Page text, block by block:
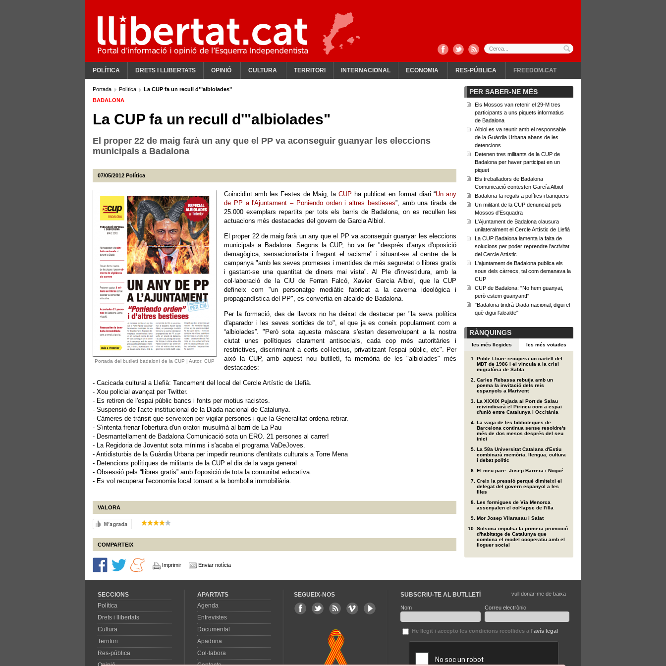
POLÍTICA DRETS I LLIBERTATS OPINIÓ CULTURA TERRITORI INTERNACIONAL ECONOMIA RES-PÚBLICA FREEDOM.CAT
Portada Política
La CUP fa un recull d'"albiolades"
BADALONA
La CUP fa un recull d'"albiolades"
El proper 22 de maig farà un any que el PP va aconseguir guanyar les eleccions
municipals a Badalona
07/05/2012 Política
Portada del butlletí badaloní de la CUP | Autor: CUP
Coincidint amb les Festes de Maig, la CUP ha publicat en format diari “Un any
de PP a l'Ajuntament – Poniendo orden i altres bestieses”, amb una tirada de
25.000 exemplars repartits per tots els barris de Badalona, on es recullen les
actuacions més destacades del govern de Garcia Albiol.
El proper 22 de maig farà un any que el PP va aconseguir guanyar les eleccions
municipals a Badalona. Segons la CUP, ho va fer "després d'anys d'oposició
demagògica, sensacionalista i fregant el racisme" i situant-se al centre de la
campanya "amb les seves promeses i mentides de més seguretat o llibres gratis
i gastant-se una quantitat de diners mai vista". Al Ple d'investidura, amb la
col·laboració de la CiU de Ferran Falcó, Xavier Garcia Albiol, que la CUP
defineix com "un personatge mediàtic fabricat a la caverna ideològica i
propagandística del PP", es convertia en alcalde de Badalona.
Per la formació, des de llavors no ha deixat de destacar per "la seva política
d'aparador i les seves sortides de to", el que ja es coneix popularment com a
“albiolades”. "Però sota aquesta màscara s'estan desenvolupant a la nostra
ciutat unes polítiques clarament antisocials, cada cop més autoritàries i
restrictives, discriminant a certs col·lectius, privatitzant l'espai públic, etc". Per
això la CUP, amb aquest nou butlletí, fa memòria de les "albiolades" més
destacades:
- Cacicada cultural a Llefià: Tancament del local del Cercle Artístic de Llefià.
- Xou policial avançat per Twitter.
- Es retiren de l'espai públic bancs i fonts per motius racistes.
- Suspensió de l'acte institucional de la Diada nacional de Catalunya.
- Càmeres de trànsit que serveixen per vigilar persones i que la Generalitat ordena retirar.
- S'intenta frenar l'obertura d'un oratori musulmà al barri de La Pau
- Desmantellament de Badalona Comunicació sota un ERO. 21 persones al carrer!
- La Regidoria de Joventut sota mínims i s'acaba el programa VaDeJoves.
- Antidisturbis de la Guàrdia Urbana per impedir reunions d'entitats culturals a Torre Mena
- Detencions polítiques de militants de la CUP el dia de la vaga general
- Obsessió pels “llibres gratis” amb l'oposició de tota la comunitat educativa.
- Es vol recuperar l'economia local tornant a la bombolla immobiliària.
VALORA
COMPARTEIX
Imprimir Enviar notícia
PER SABER-NE MÉS
Els Mossos van retenir el 29-M tres
participants a uns piquets informatius
de Badalona
Albiol es va reunir amb el responsable
de la Guàrdia Urbana abans de les
detencions
Detenen tres militants de la CUP de
Badalona per haver participat en un
piquet
Els treballadors de Badalona
Comunicació contesten García Albiol
Badalona fa regals a polítics i banquers
Un militant de la CUP denunciat pels
Mossos d'Esquadra
L'Ajuntament de Badalona clausura
unilateralment el Cercle Artístic de Llefià
La CUP Badalona lamenta la falta de
solucions per poder reprendre l'activitat
del Cercle Artístic
L'ajuntament de Badalona publica els
sous dels càrrecs, tal com demanava la
CUP
CUP de Badalona: "No hem guanyat,
però estem guanyant!"
"Badalona tindrà Diada nacional, digui el
què digui l'alcalde"
RÀNQUINGS
les més llegides les més votades
Poble Lliure recupera un cartell del
MDT de 1986 i el vincula a la crisi
migratòria de Sabta
Carles Rebassa rebutja amb un
poema la invitació dels reis
espanyols a Marivent
La XXXIX Pujada al Port de Salau
reivindicarà el Pirineu com a espai
d'unió entre Catalunya i Occitània
La vaga de les biblioteques de
Barcelona continua sense resoldre's
més de dos mesos després del seu
inici
La 58a Universitat Catalana d'Estiu
combinarà memòria, llengua, cultura
i debat polític
El meu pare: Josep Barrera i Nogué
Creix la pressió perquè dimiteixi el
delegat del govern espanyol a les
Illes
Les formigues de Via Menorca
assenyalen el col·lapse de l'illa
Mor Josep Vilarasau i Salat
Solsona impulsa la primera promoció
d'habitatge de Catalunya que
combina el model cooperatiu amb el
lloguer social
SECCIONS
Política
Drets i llibertats
Cultura
Territori
Res-pública
APARTATS
Agenda
Entrevistes
Documental
Apadrina
Col·labora
SEGUEIX-NOS SUBSCRIU-TE AL BUTLLETÍ
Nom Correu electrònic
He llegit i accepto les condicions recollides a l'avís legal
vull donar-me de baixa